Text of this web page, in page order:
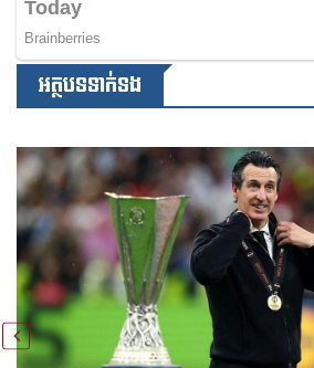
អត្ថបទទាក់ទង